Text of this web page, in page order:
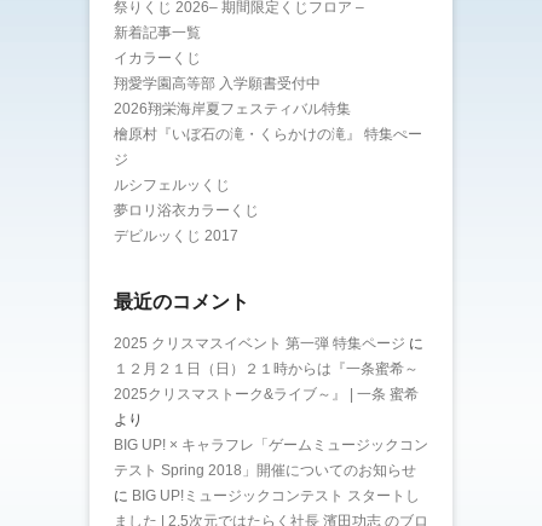
祭りくじ 2026– 期間限定くじフロア –
新着記事一覧
イカラーくじ
翔愛学園高等部 入学願書受付中
2026翔栄海岸夏フェスティバル特集
檜原村『いぼ石の滝・くらかけの滝』 特集ぺー
ジ
ルシフェルッくじ
夢ロリ浴衣カラーくじ
デビルッくじ 2017
最近のコメント
2025 クリスマスイベント 第一弾 特集ページ に
１２月２１日（日）２１時からは『一条蜜希～
2025クリスマストーク&ライブ～』 | 一条 蜜希
より
BIG UP! × キャラフレ「ゲームミュージックコン
テスト Spring 2018」開催についてのお知らせ
に BIG UP!ミュージックコンテスト スタートし
ました | 2.5次元ではたらく社長 濱田功志 のブロ